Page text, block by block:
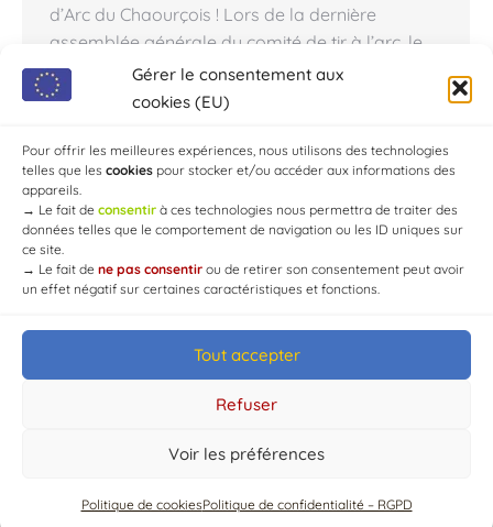
Gérer le consentement aux
cookies (EU)
Pour offrir les meilleures expériences, nous utilisons des technologies
telles que les cookies pour stocker et/ou accéder aux informations des
appareils.
→ Le fait de consentir à ces technologies nous permettra de traiter des
données telles que le comportement de navigation ou les ID uniques sur
ce site.
→ Le fait de ne pas consentir ou de retirer son consentement peut avoir
un effet négatif sur certaines caractéristiques et fonctions.
Tout accepter
Refuser
Voir les préférences
Politique de cookiesPolitique de confidentialité – RGPD
d’Arc du Chaourçois ! Lors de la dernière
assemblée générale du comité de tir à l’arc, le
petit club aubois a créé l’événement en recevant
une récompense prestigieuse pour son
la…
© Mairie de Chaource [2004-2024] | Tous droits réservés.
Developed byWEB3-DESIGN